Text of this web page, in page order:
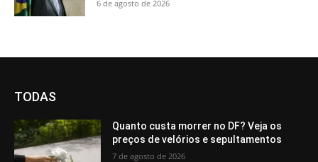
6 de agosto de 2026
TODAS
Quanto custa morrer no DF? Veja os
preços de velórios e sepultamentos
7 de agosto de 2026